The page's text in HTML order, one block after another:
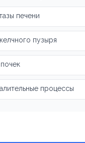
печени
пузыря
процессы